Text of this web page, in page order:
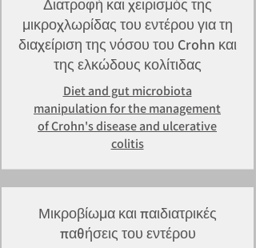
Διατροφή και χειρισμός της
μικροχλωρίδας του εντέρου για τη
διαχείριση της νόσου του Crohn και
της ελκώδους κολίτιδας
Diet and gut microbiota
manipulation for the management
of Crohn's disease and ulcerative
colitis
Μικροβίωμα και παιδιατρικές
παθήσεις του εντέρου